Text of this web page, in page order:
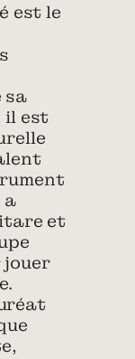
est le
sa
il est
a
et
jouer